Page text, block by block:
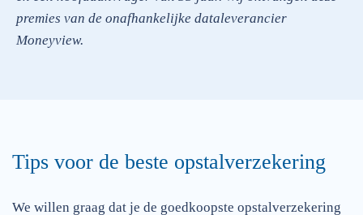
premies van de onafhankelijke dataleverancier
Moneyview.
Tips voor de beste opstalverzekering
We willen graag dat je de goedkoopste opstalverzekering